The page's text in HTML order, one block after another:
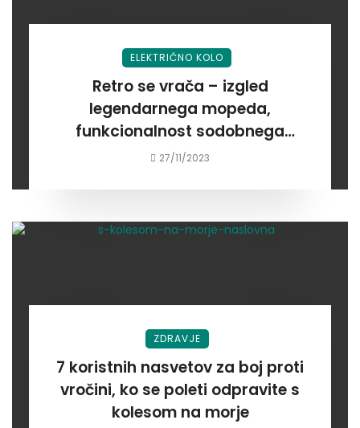
ELEKTRIČNO KOLO
Retro se vrača – izgled
legendarnega mopeda,
funkcionalnost sodobnega
električnega kolesa: E-kolo
27/11/2023
ZDRAVJE
7 koristnih nasvetov za boj proti
vročini, ko se poleti odpravite s
kolesom na morje